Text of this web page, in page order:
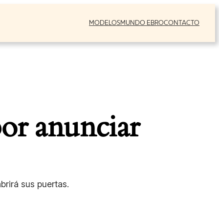
MODELOSMUNDO EBROCONTACTO
anunciar
sus puertas.